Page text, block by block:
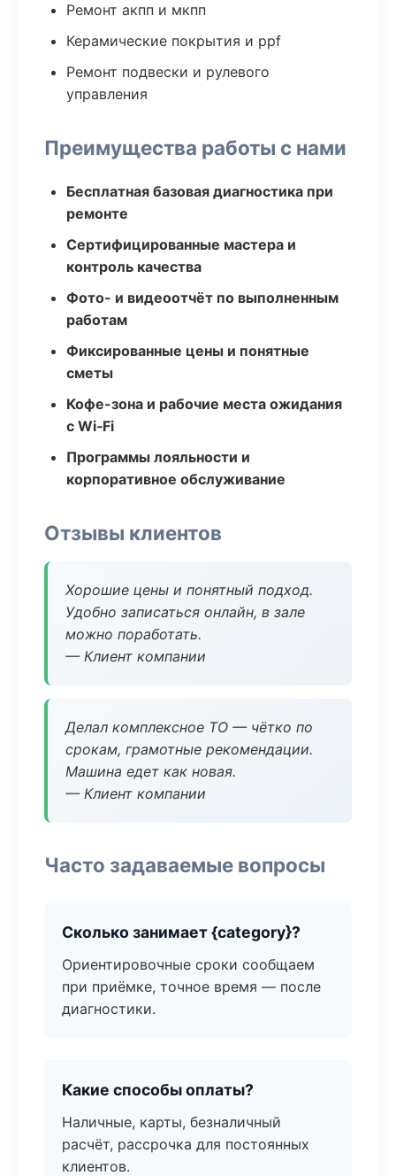
Ремонт акпп и мкпп
Керамические покрытия и ppf
Ремонт подвески и рулевого
управления
Преимущества работы с нами
Бесплатная базовая диагностика при
ремонте
Сертифицированные мастера и
контроль качества
Фото- и видеоотчёт по выполненным
работам
Фиксированные цены и понятные
сметы
Кофе-зона и рабочие места ожидания
с Wi‑Fi
Программы лояльности и
корпоративное обслуживание
Отзывы клиентов
Хорошие цены и понятный подход.
Удобно записаться онлайн, в зале
можно поработать.
— Клиент компании
Делал комплексное ТО — чётко по
срокам, грамотные рекомендации.
Машина едет как новая.
— Клиент компании
Часто задаваемые вопросы
Сколько занимает {category}?
Ориентировочные сроки сообщаем
при приёмке, точное время — после
диагностики.
Какие способы оплаты?
Наличные, карты, безналичный
расчёт, рассрочка для постоянных
клиентов.